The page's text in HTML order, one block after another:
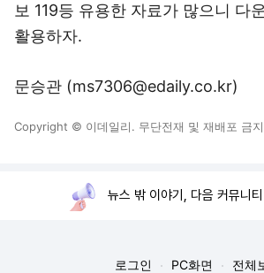
보 119등 유용한 자료가 많으니 다
활용하자.
문승관 (ms7306@edaily.co.kr)
Copyright © 이데일리. 무단전재 및 재배포 금
뉴스 밖 이야기, 다음 커뮤니티
로그인 PC화면 전체